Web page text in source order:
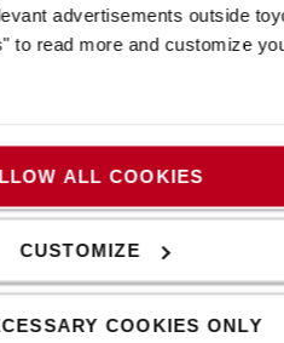
advertisements outside
to read more and customize
ALL COOKIES
CUSTOMIZE
COOKIES ONLY
a kapcsolatot